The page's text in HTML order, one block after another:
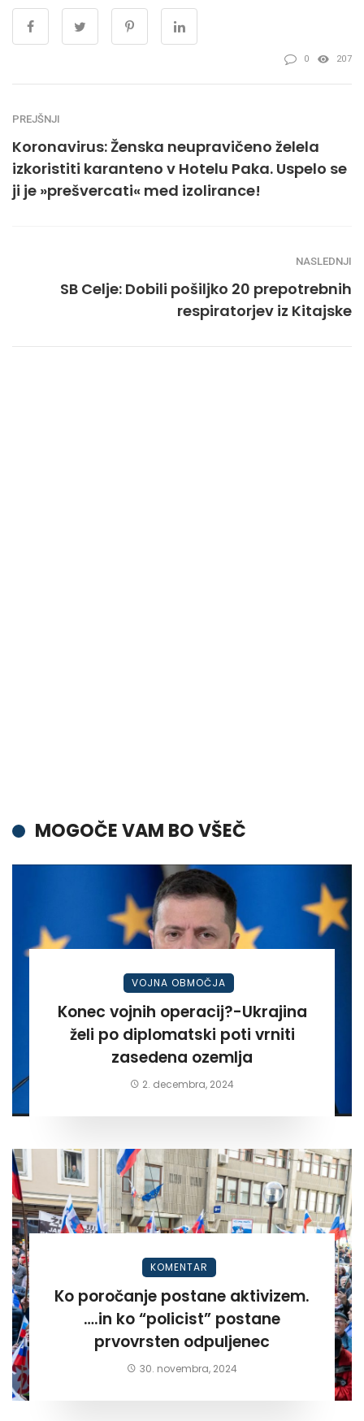
0 207
PREJŠNJI
Koronavirus: Ženska neupravičeno želela
izkoristiti karanteno v Hotelu Paka. Uspelo se
ji je »prešvercati« med izolirance!
NASLEDNJI
SB Celje: Dobili pošiljko 20 prepotrebnih
respiratorjev iz Kitajske
MOGOČE VAM BO VŠEČ
VOJNA OBMOČJA
Konec vojnih operacij?-Ukrajina
želi po diplomatski poti vrniti
zasedena ozemlja
2. decembra, 2024
KOMENTAR
Ko poročanje postane aktivizem.
….in ko “policist” postane
prvovrsten odpuljenec
30. novembra, 2024